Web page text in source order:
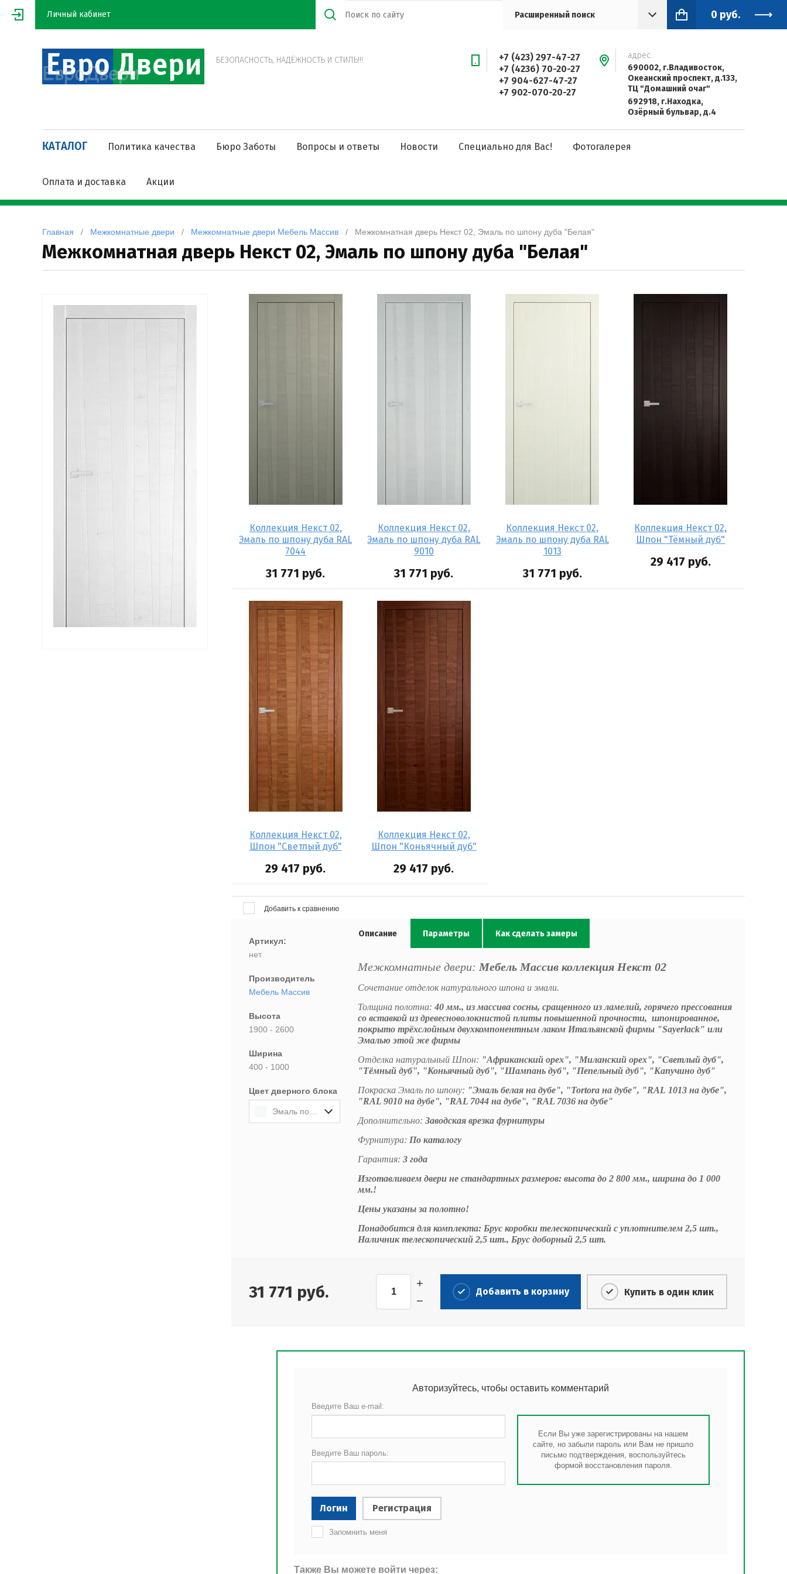
Личный кабинет Расширенный поиск 0 руб.
БЕЗОПАСНОСТЬ, НАДЁЖНОСТЬ И СТИЛЬ!!!
+7 (423) 297-47-27
+7 (4236) 70-20-27
+7 904-627-47-27
+7 902-070-20-27
адрес:
690002, г.Владивосток,
Океанский проспект, д.133,
ТЦ "Домашний очаг"
692918, г.Находка,
Озёрный бульвар, д.4
КАТАЛОГ Политика качества Бюро Заботы Вопросы и ответы Новости Специально для Вас! Фотогалерея
Оплата и доставка Акции
Главная
   /
Межкомнатные двери
   /
Межкомнатные двери Мебель Массив
   /   Межкомнатная дверь Некст 02, Эмаль по шпону дуба "Белая"
Межкомнатная дверь Некст 02, Эмаль по шпону дуба "Белая"
Коллекция Некст 02,
Эмаль по шпону дуба RAL
7044
31 771 руб.
Коллекция Некст 02,
Эмаль по шпону дуба RAL
9010
31 771 руб.
Коллекция Некст 02,
Эмаль по шпону дуба RAL
1013
31 771 руб.
Коллекция Некст 02,
Шпон "Тёмный дуб"
29 417 руб.
Коллекция Некст 02,
Шпон "Светлый дуб"
29 417 руб.
Коллекция Некст 02,
Шпон "Коньячный дуб"
29 417 руб.
Добавить к сравнению
Артикул:
нет
Производитель
Мебель Массив
Высота
1900 - 2600
Ширина
400 - 1000
Цвет дверного блока
Описание Параметры Как сделать замеры
Межкомнатные двери: Мебель Массив коллекция Некст 02
Сочетание отделок натурального шпона и эмали.
Толщина полотна: 40 мм., из массива сосны, сращенного из ламелий, горячего прессования
со вставкой из древесноволокнистой плиты повышенной прочности, шпонированное,
покрыто трёхслойным двухкомпонентным лаком Итальянской фирмы "Sayerlack" или
Эмалью этой же фирмы
Отделка натуральный Шпон: "Африканский орех", "Миланский орех", "Светлый дуб",
"Тёмный дуб", "Коньячный дуб", "Шампань дуб", "Пепельный дуб", "Капучино дуб"
Покраска Эмаль по шпону: "Эмаль белая на дубе", "Tortora на дубе", "RAL 1013 на дубе",
"RAL 9010 на дубе", "RAL 7044 на дубе", "RAL 7036 на дубе"
Дополнительно: Заводская врезка фурнитуры
Фурнитура: По каталогу
Гарантия: 3 года
Изготавливаем двери не стандартных размеров: высота до 2 800 мм., ширина до 1 000
мм.!
Цены указаны за полотно!
Понадобится для комплекта: Брус коробки телескопический с уплотнителем 2,5 шт.,
Наличник телескопический 2,5 шт., Брус доборный 2,5 шт.
31 771 руб. −
+
Добавить в корзину Купить в один клик
Авторизуйтесь, чтобы оставить комментарий
Если Вы уже зарегистрированы на нашем
сайте, но забыли пароль или Вам не пришло
письмо подтверждения, воспользуйтесь
формой восстановления пароля.
Введите Ваш e-mail:
Введите Ваш пароль:
Логин Регистрация
Запомнить меня
Также Вы можете войти через: